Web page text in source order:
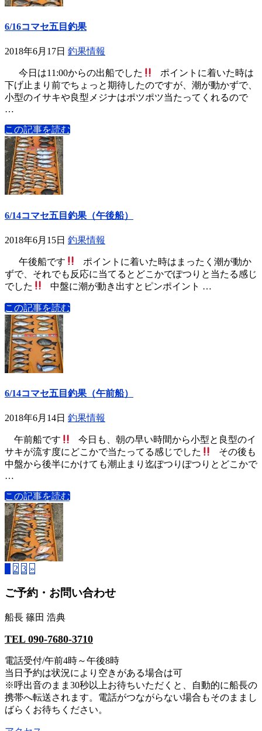
6/16コマセ五目釣果
2018年6月17日 釣果情報
今日は11:00からの出船でした
ポイントに着いた時は
下げ止まり前でちょっと期待したのですが、潮が動かずで、
小型のイサキや良型メジナはポツポツ当たってくれるので
…
この記事を読む
6/14コマセ五目釣果（午後船）
2018年6月15日 釣果情報
午後船です
ポイントに着いた時はまったく潮が動か
ずで、それでも反応に当てるとどこかでぽつりと当たる感じ
でした
中盤に潮が動き出すとピンポイント …
この記事を読む
6/14コマセ五目釣果（午前船）
2018年6月14日 釣果情報
午前船です
今日も、朝の早い時間から小型と良型のイ
サキが流す度にどこかで当たってる感じでした
その後も
中盤から後半にかけても潮止まり迄ぽつりぽつりとどこかで
…
この記事を読む
2 3 »
ご予約・お問い合わせ
船長 篠田 浩典
TEL 090-7680-3710
電話受付/午前4時～午後8時
当日予約は状況により空きがある場合は可
※呼出音のまま30秒以上お待ちいただくと、自動的に船長の
携帯へ転送されます。電話がつながらない場合もそのままし
ばらくお待ちください。